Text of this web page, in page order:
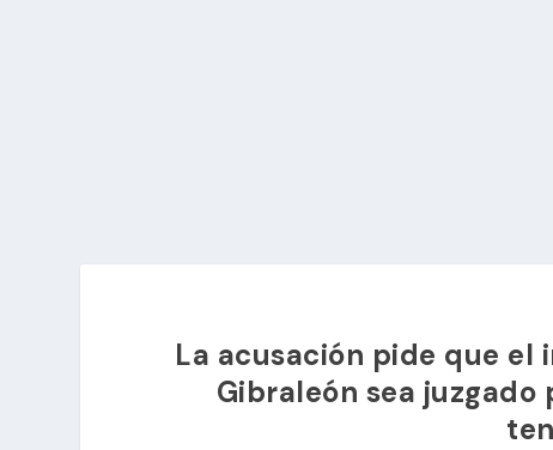
La acusación pide que
Gibraleón sea